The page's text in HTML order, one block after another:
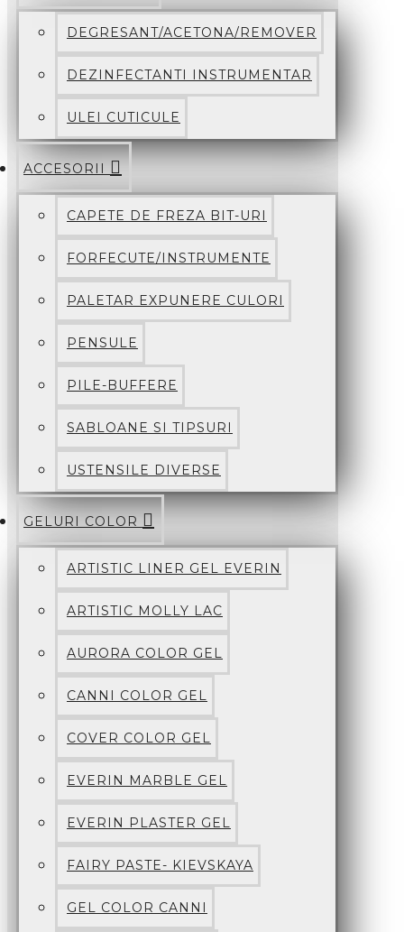
DEGRESANT/ACETONA/REMOVER
DEZINFECTANTI INSTRUMENTAR
ULEI CUTICULE
ACCESORII
CAPETE DE FREZA BIT-URI
FORFECUTE/INSTRUMENTE
PALETAR EXPUNERE CULORI
PENSULE
PILE-BUFFERE
SABLOANE SI TIPSURI
USTENSILE DIVERSE
GELURI COLOR
ARTISTIC LINER GEL EVERIN
ARTISTIC MOLLY LAC
AURORA COLOR GEL
CANNI COLOR GEL
COVER COLOR GEL
EVERIN MARBLE GEL
EVERIN PLASTER GEL
FAIRY PASTE- KIEVSKAYA
GEL COLOR CANNI